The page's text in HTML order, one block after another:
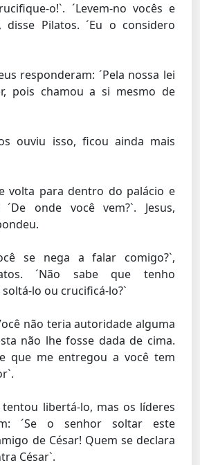
o!`. ´Levem-no vocês e
disse Pilatos. ´Eu o considero
responderam: ´Pela nossa lei
pois chamou a si mesmo de
ouviu isso, ficou ainda mais
volta para dentro do palácio e
onde você vem?`. Jesus,
se nega a falar comigo?`,
´Não sabe que tenho
lo ou crucificá-lo?`
não teria autoridade alguma
não lhe fosse dada de cima.
que me entregou a você tem
tentou libertá-lo, mas os líderes
´Se o senhor soltar este
de César! Quem se declara
César`.